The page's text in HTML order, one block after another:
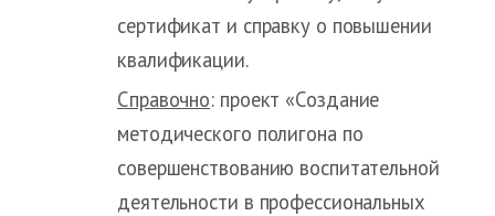
сертификат и справку о повышении
квалификации.
Справочно: проект «Создание
методического полигона по
совершенствованию воспитательной
деятельности в профессиональных